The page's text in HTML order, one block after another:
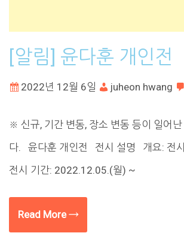
[알림] 윤다훈 개인전
2022년 12월 6일 juheon hwang
※ 신규, 기간 변동, 장소 변동 등이 일어난
다. 윤다훈 개인전 전시 설명 개요: 전
전시 기간: 2022.12.05.(월) ~
Read More →